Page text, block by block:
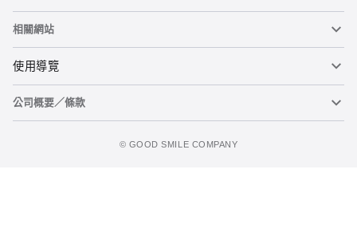
相關網站
黏土人
黏土人臉部製造機（英文）
使用導覽
重要公告
公司概要／條款
©️ GOOD SMILE COMPANY